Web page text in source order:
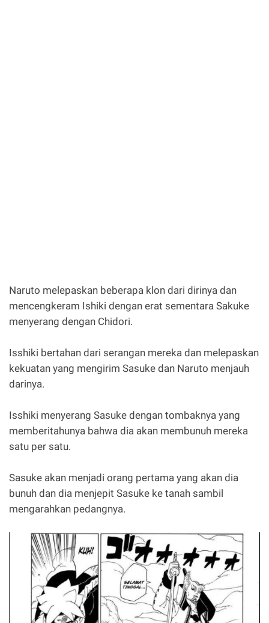
Naruto melepaskan beberapa klon dari dirinya dan
mencengkeram Ishiki dengan erat sementara Sakuke
menyerang dengan Chidori.
Isshiki bertahan dari serangan mereka dan melepaskan
kekuatan yang mengirim Sasuke dan Naruto menjauh
darinya.
Isshiki menyerang Sasuke dengan tombaknya yang
memberitahunya bahwa dia akan membunuh mereka
satu per satu.
Sasuke akan menjadi orang pertama yang akan dia
bunuh dan dia menjepit Sasuke ke tanah sambil
mengarahkan pedangnya.